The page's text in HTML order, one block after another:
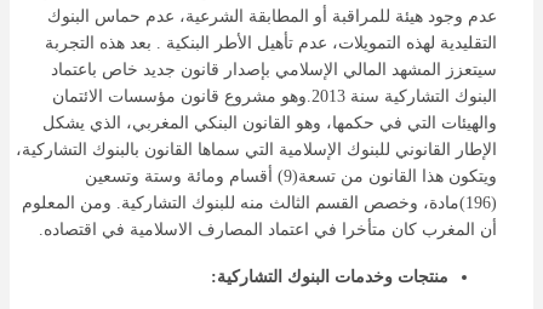
عدم وجود هيئة للمراقبة أو المطابقة الشرعية، عدم حماس البنوك
التقليدية لهذه التمويلات، عدم تأهيل الأطر البنكية . بعد هذه التجربة
سيتعزز المشهد المالي الإسلامي بإصدار قانون جديد خاص باعتماد
البنوك التشاركية سنة 2013.وهو مشروع قانون مؤسسات الائتمان
والهيئات التي في حكمها، وهو القانون البنكي المغربي، الذي يشكل
الإطار القانوني للبنوك الإسلامية التي سماها القانون بالبنوك التشاركية،
ويتكون هذا القانون من تسعة(9) أقسام ومائة وستة وتسعين
(196)مادة، وخصص القسم الثالث منه للبنوك التشاركية. ومن المعلوم
أن المغرب كان متأخرا في اعتماد المصارف الاسلامية في اقتصاده.
منتجات وخدمات البنوك التشاركية: